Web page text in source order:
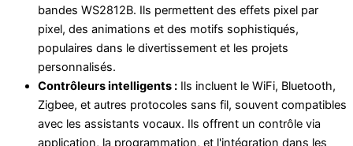
bandes WS2812B. Ils permettent des effets pixel par
pixel, des animations et des motifs sophistiqués,
populaires dans le divertissement et les projets
personnalisés.
Contrôleurs intelligents : Ils incluent le WiFi, Bluetooth,
Zigbee, et autres protocoles sans fil, souvent compatibles
avec les assistants vocaux. Ils offrent un contrôle via
application, la programmation, et l'intégration dans les